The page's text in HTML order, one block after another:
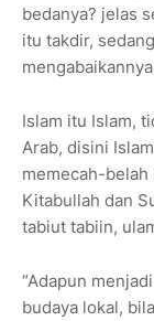
bedanya? jelas
itu takdir,
Islam itu Islam,
Arab, disini
memecah-belah
Kitabullah dan
tabiut tabiin,
“Adapun
budaya lokal,